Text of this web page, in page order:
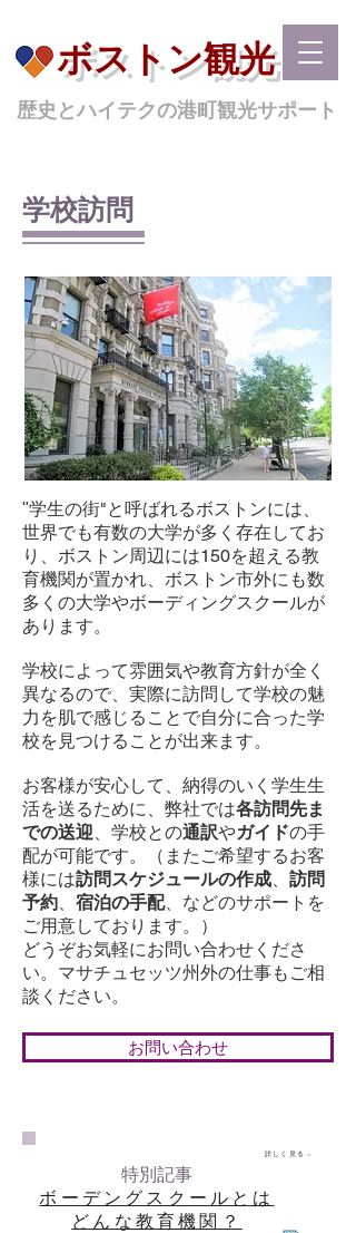
ボストン観光
歴史とハイテクの港町観光サポート
学校訪問
"学生の街"と呼ばれるボストンには、
世界でも有数の大学が多く存在してお
り、ボストン周辺には150を超える教
育機関が置かれ、ボストン市外にも数
多くの大学やボーディングスクールが
あります。
学校によって雰囲気や教育方針が全く
異なるので、実際に訪問して学校の魅
力を肌で感じることで自分に合った学
校を見つけることが出来ます。
お客様が安心して、納得のいく学生生
活を送るために、弊社では各訪問先ま
での送迎、学校との通訳やガイドの手
配が可能です。（またご希望するお客
様には訪問スケジュールの作成、 訪問
予約、 宿泊の手配、などのサポートを
ご用意しております。）
どうぞお気軽にお問い合わせくださ
い。マサチュセッツ州外の仕事もご相
談ください。
お問い合わせ
特別記事
ボーデングスクールとは
どんな教育機関？
詳しく見る→